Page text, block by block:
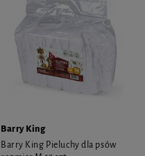
Barry King
Barry King Pieluchy dla psów